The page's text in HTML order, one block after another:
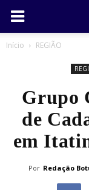
Início REGIÃO
Grupo
de
em
Por Redação